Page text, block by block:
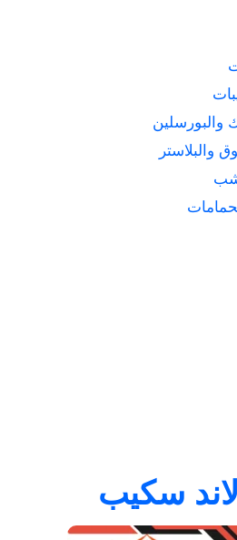
والبورسلين
والبلاستر
سكيب